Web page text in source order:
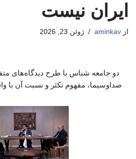
ایران نیست
از aminkav ژوئن 23, 2026
دو جامعه شناس با طرح دیدگاه‌های
صداوسیما، مفهوم تکثر و نسبت آن با